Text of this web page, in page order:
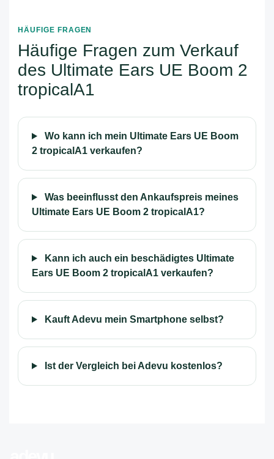
HÄUFIGE FRAGEN
Häufige Fragen zum Verkauf
des Ultimate Ears UE Boom 2
tropicalA1
Wo kann ich mein Ultimate Ears UE Boom
2 tropicalA1 verkaufen?
Was beeinflusst den Ankaufspreis meines
Ultimate Ears UE Boom 2 tropicalA1?
Kann ich auch ein beschädigtes Ultimate
Ears UE Boom 2 tropicalA1 verkaufen?
Kauft Adevu mein Smartphone selbst?
Ist der Vergleich bei Adevu kostenlos?